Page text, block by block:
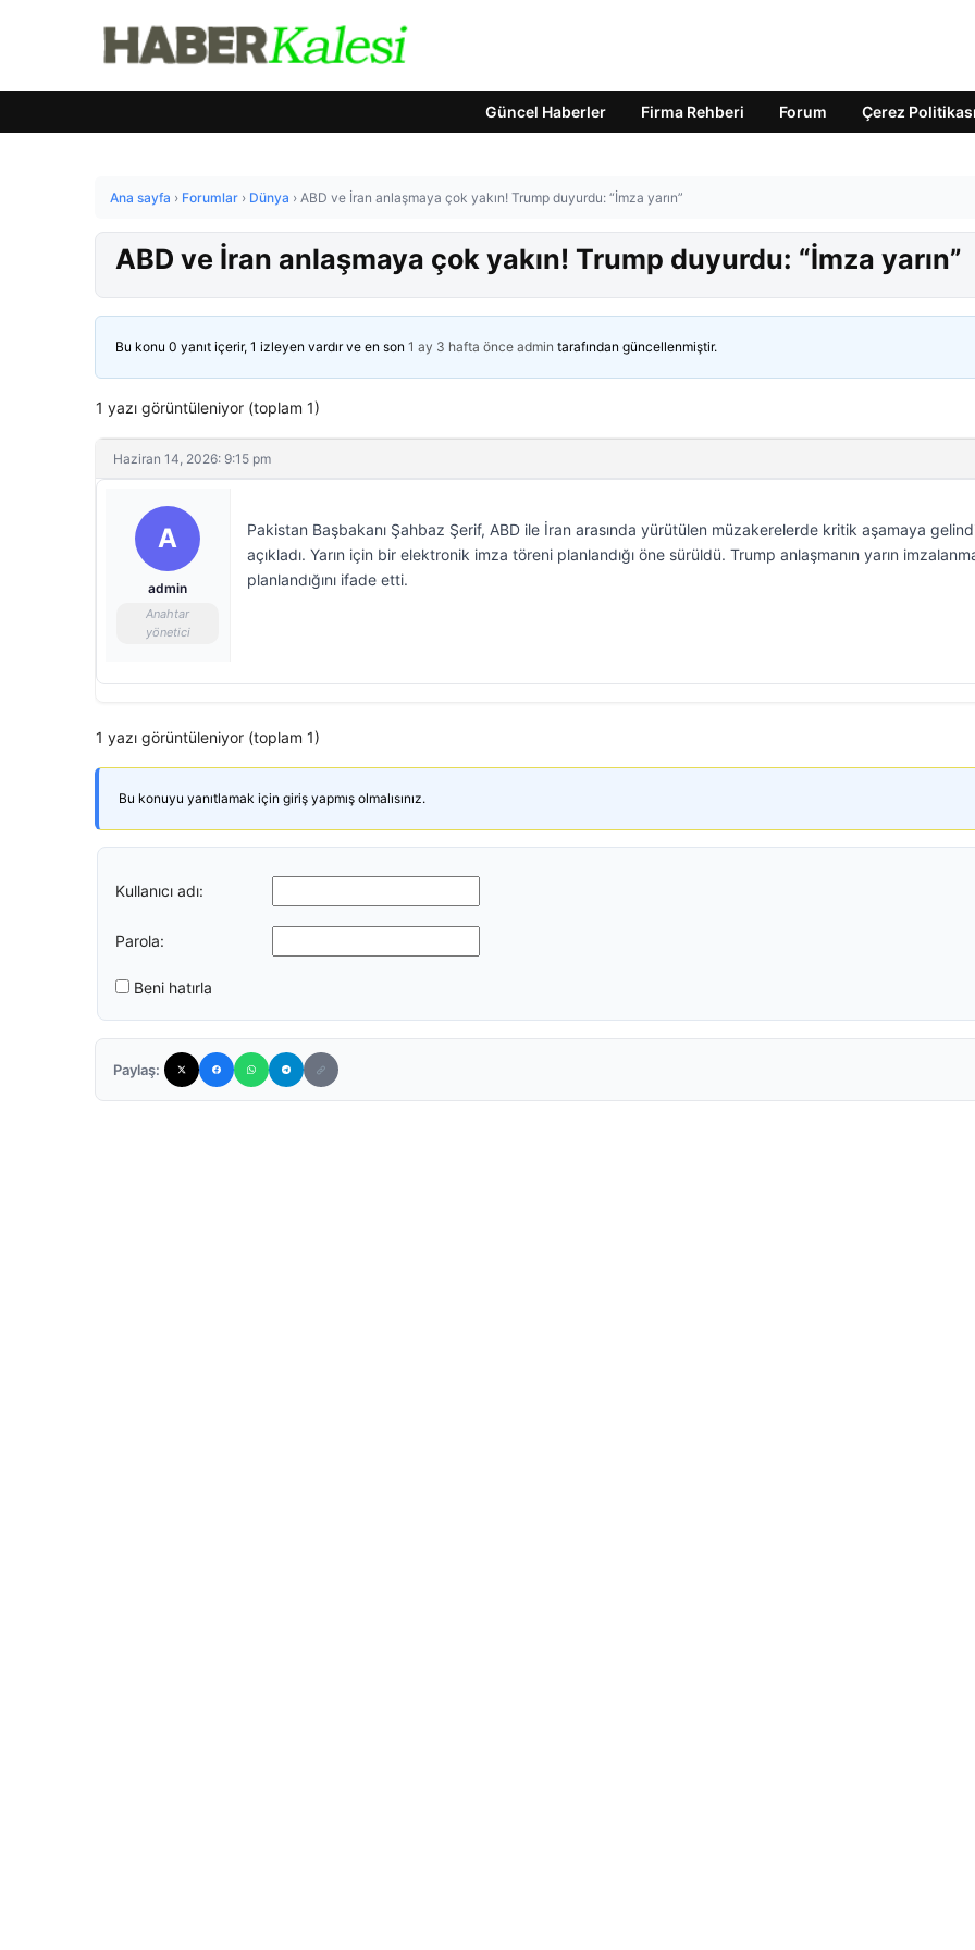
Güncel Haberler Firma Rehberi Forum Çerez Politikası
Ana sayfa › Forumlar › Dünya › ABD ve İran anlaşmaya çok yakın! Trump duyurdu: “İmza yarın”
ABD ve İran anlaşmaya çok yakın! Trump duyurdu: “İmza yarın”
Bu konu 0 yanıt içerir, 1 izleyen vardır ve en son 1 ay 3 hafta önce admin tarafından güncellenmiştir.
1 yazı görüntüleniyor (toplam 1)
Haziran 14, 2026: 9:15 pm
A
admin
Anahtar
yönetici
Pakistan Başbakanı Şahbaz Şerif, ABD ile İran arasında yürütülen müzakerelerde kritik aşamaya
açıkladı. Yarın için bir elektronik imza töreni planlandığı öne sürüldü. Trump anlaşmanın yarın
planlandığını ifade etti.
1 yazı görüntüleniyor (toplam 1)
Bu konuyu yanıtlamak için giriş yapmış olmalısınız.
Kullanıcı adı:
Parola:
Beni hatırla
Paylaş: